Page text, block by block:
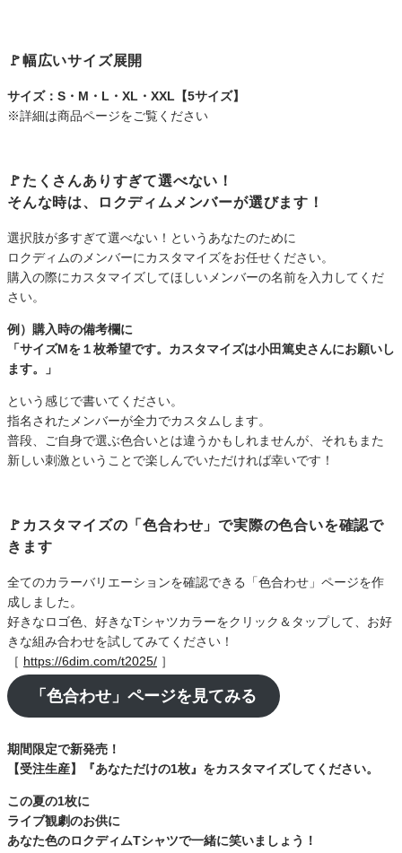
🚩幅広いサイズ展開
サイズ：S・M・L・XL・XXL【5サイズ】
※詳細は商品ページをご覧ください
🚩たくさんありすぎて選べない！
そんな時は、ロクディムメンバーが選びます！
選択肢が多すぎて選べない！というあなたのために
ロクディムのメンバーにカスタマイズをお任せください。
購入の際にカスタマイズしてほしいメンバーの名前を入力してくだ
さい。
例）購入時の備考欄に
「サイズMを１枚希望です。カスタマイズは小田篤史さんにお願いし
ます。」
という感じで書いてください。
指名されたメンバーが全力でカスタムします。
普段、ご自身で選ぶ色合いとは違うかもしれませんが、それもまた
新しい刺激ということで楽しんでいただければ幸いです！
🚩カスタマイズの「色合わせ」で実際の色合いを確認で
きます
全てのカラーバリエーションを確認できる「色合わせ」ページを作
成しました。
好きなロゴ色、好きなTシャツカラーをクリック＆タップして、お好
きな組み合わせを試してみてください！
［ https://6dim.com/t2025/ ］
「色合わせ」ページを見てみる
期間限定で新発売！
【受注生産】『あなただけの1枚』をカスタマイズしてください。
この夏の1枚に
ライブ観劇のお供に
あなた色のロクディムTシャツで一緒に笑いましょう！